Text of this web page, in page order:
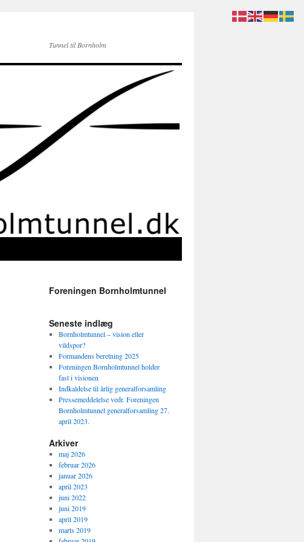
Tunnel til Bornholm
Foreningen Bornholmtunnel
Seneste indlæg
Bornholmtunnel – vision eller
vildspor?
Formandens beretning 2025
Foreningen Bornholmtunnel holder
fast i visionen
Indkaldelse til årlig generalforsamling
Pressemeddelelse vedr. Foreningen
Bornholmtunnel generalforsamling 27.
april 2023.
Arkiver
maj 2026
februar 2026
januar 2026
april 2023
juni 2022
juni 2019
april 2019
marts 2019